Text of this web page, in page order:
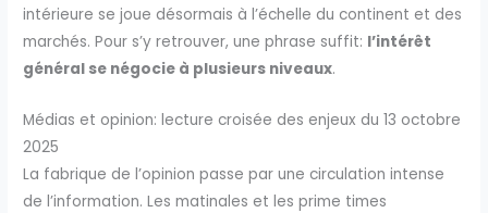
intérieure se joue désormais à l’échelle du continent et des
marchés. Pour s’y retrouver, une phrase suffit: l’intérêt
général se négocie à plusieurs niveaux.
Médias et opinion: lecture croisée des enjeux du 13 octobre
2025
La fabrique de l’opinion passe par une circulation intense
de l’information. Les matinales et les prime times